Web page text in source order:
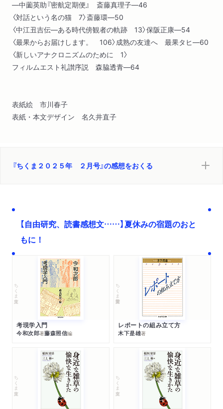
―中薗英助『密航定期便』 斎藤真理子―46
〈対話という名の猫 7〉斎藤環―50
〈中江丑吉伝―ある時代傍観者の軌跡 13〉保阪正康―54
〈最果からお届けします。 106〉成熟の友達へ 最果タヒ―60
〈新しいアナクロニズムのために 1〉
フィルムエスト礼讃序説 森脇透青―64
表紙絵 市川春子
表紙・本文デザイン 名久井直子
『ちくま２０２５年 ２月号』の感想をおくる
【自由研究、読書感想文……】夏休みの宿題のおと
もに！
ちくま文庫
考現学入門
今和次郎著藤森照信編
ちくま学芸文庫
レポートの組み立て方
木下是雄著
ちくま文庫 ちくま文庫